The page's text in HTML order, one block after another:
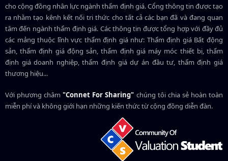
cho cộng đồng nhân lực ngànhthẩm định giá. Cổng thông tin được tạo
ra nhằm tạo kênh kết nối tri thức cho tất cả các bạn đã và đang quan
tâm đến ngành thẩm định giá. Các thông tin được tổng hợp với đầy đủ
các mảng thuộc lĩnh vực thẩm định giá như: Thẩm định giá Bất động
sản, thẩm định giá động sản, thẩm định giá máy móc thiết bị, thẩm
định giá doanh nghiệp, thẩm định giá dự án đầu tư, thẩm định giá
thương hiệu...
Với phương châm"Connet For Sharing" chúng tôi chia sẻ hoàn toàn
miễn phí và không giới hạn những kiến thức từ cộng đồng diễn đàn.